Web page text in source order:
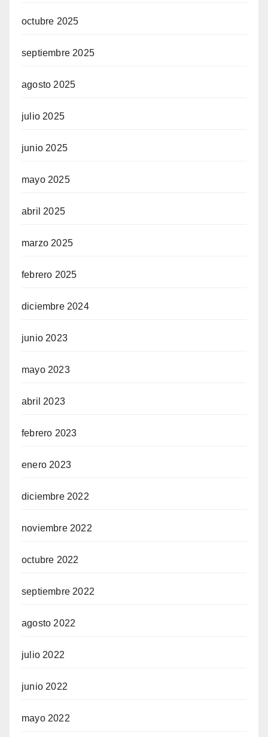
octubre 2025
septiembre 2025
agosto 2025
julio 2025
junio 2025
mayo 2025
abril 2025
marzo 2025
febrero 2025
diciembre 2024
junio 2023
mayo 2023
abril 2023
febrero 2023
enero 2023
diciembre 2022
noviembre 2022
octubre 2022
septiembre 2022
agosto 2022
julio 2022
junio 2022
mayo 2022